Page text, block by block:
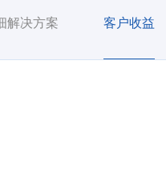
解决方案 客户收益